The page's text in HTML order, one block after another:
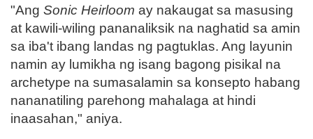
"Ang Sonic Heirloom ay nakaugat sa masusing
at kawili-wiling pananaliksik na naghatid sa amin
sa iba't ibang landas ng pagtuklas. Ang layunin
namin ay lumikha ng isang bagong pisikal na
archetype na sumasalamin sa konsepto habang
nananatiling parehong mahalaga at hindi
inaasahan," aniya.